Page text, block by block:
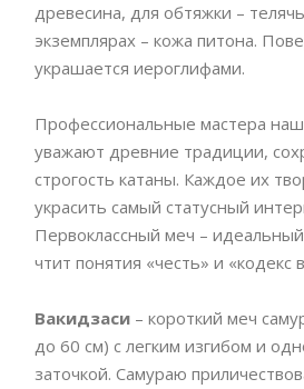
древесина, для обтяжки –
экземплярах – кожа питона.
украшается иероглифами.
Профессиональные мастера
уважают древние традиции,
строгость катаны. Каждое их
украсить самый статусный
Первоклассный меч –
чтит понятия «честь» и «кодекс
Вакидзаси – короткий меч
до 60 см) с легким изгибом и
заточкой. Самураю